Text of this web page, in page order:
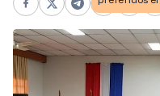
Facebook
X Telegram